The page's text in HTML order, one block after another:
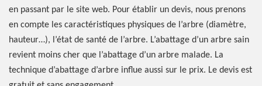
en passant par le site web. Pour établir un devis, nous prenons
en compte les caractéristiques physiques de l’arbre (diamètre,
hauteur…), l’état de santé de l’arbre. L’abattage d’un arbre sain
revient moins cher que l’abattage d’un arbre malade. La
technique d’abattage d’arbre influe aussi sur le prix. Le devis est